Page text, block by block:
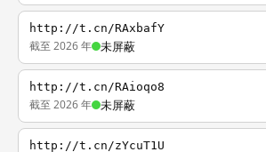
http://t.cn/RAxbafY
截至 2026 年 未屏蔽
http://t.cn/RAioqo8
截至 2026 年 未屏蔽
http://t.cn/zYcuT1U